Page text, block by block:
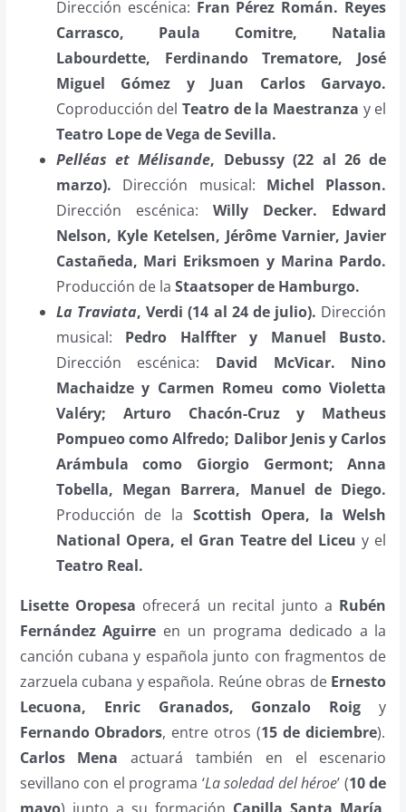
Dirección escénica: Fran Pérez Román. Reyes
Carrasco, Paula Comitre, Natalia
Labourdette, Ferdinando Trematore, José
Miguel Gómez y Juan Carlos Garvayo.
Coproducción del Teatro de la Maestranza y el
Teatro Lope de Vega de Sevilla.
Pelléas et Mélisande, Debussy (22 al 26 de
marzo). Dirección musical: Michel Plasson.
Dirección escénica: Willy Decker. Edward
Nelson, Kyle Ketelsen, Jérôme Varnier, Javier
Castañeda, Mari Eriksmoen y Marina Pardo.
Producción de la Staatsoper de Hamburgo.
La Traviata, Verdi (14 al 24 de julio). Dirección
musical: Pedro Halffter y Manuel Busto.
Dirección escénica: David McVicar. Nino
Machaidze y Carmen Romeu como Violetta
Valéry; Arturo Chacón-Cruz y Matheus
Pompueo como Alfredo; Dalibor Jenis y Carlos
Arámbula como Giorgio Germont; Anna
Tobella, Megan Barrera, Manuel de Diego.
Producción de la Scottish Opera, la Welsh
National Opera, el Gran Teatre del Liceuy el
Teatro Real.
Lisette Oropesa ofrecerá un recital junto a Rubén
Fernández Aguirre en un programa dedicado a la
canción cubana y española junto con fragmentos de
zarzuela cubana y española. Reúne obras de Ernesto
Lecuona, Enric Granados, Gonzalo Roigy
Fernando Obradors, entre otros (15 de diciembre).
Carlos Mena actuará también en el escenario
sevillano con el programa ‘La soledad del héroe’ (10 de